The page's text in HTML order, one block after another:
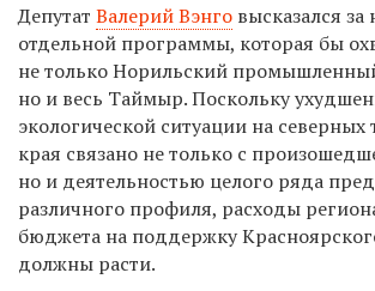
Депутат Валерий Вэнго высказался
отдельной программы, которая бы
не только Норильский
но и весь Таймыр. Поскольку
экологической ситуации на северных
края связано не только с
но и деятельностью целого ряда
различного профиля, расходы
бюджета на поддержку
должны расти.